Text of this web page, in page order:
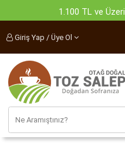
1.100 TL ve Üzeri
Giriş Yap / Üye Ol